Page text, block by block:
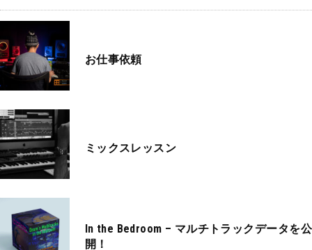
お仕事依頼
ミックスレッスン
In the Bedroom – マルチトラックデータを公
開！